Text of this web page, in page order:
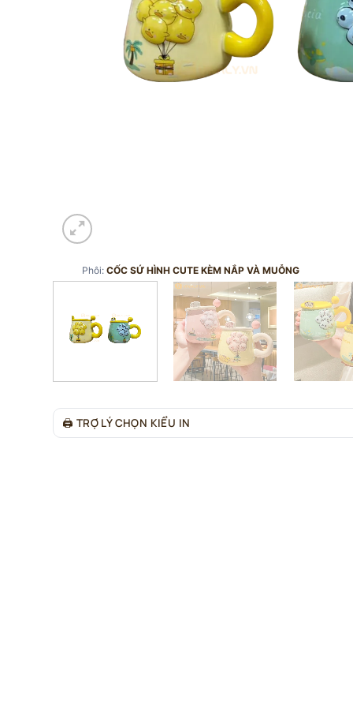
Phôi: CỐC SỨ HÌNH CUTE KÈM NẮP VÀ MUỖNG
🖨 TRỢ LÝ CHỌN KIỂU IN